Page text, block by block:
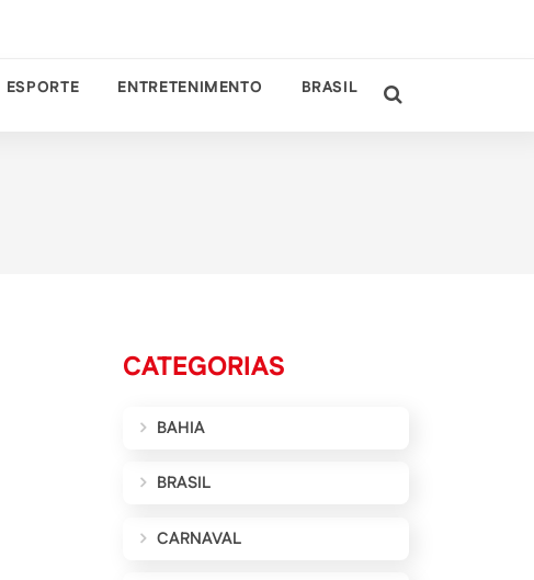
ESPORTE ENTRETENIMENTO BRASIL
CATEGORIAS
BAHIA
BRASIL
CARNAVAL